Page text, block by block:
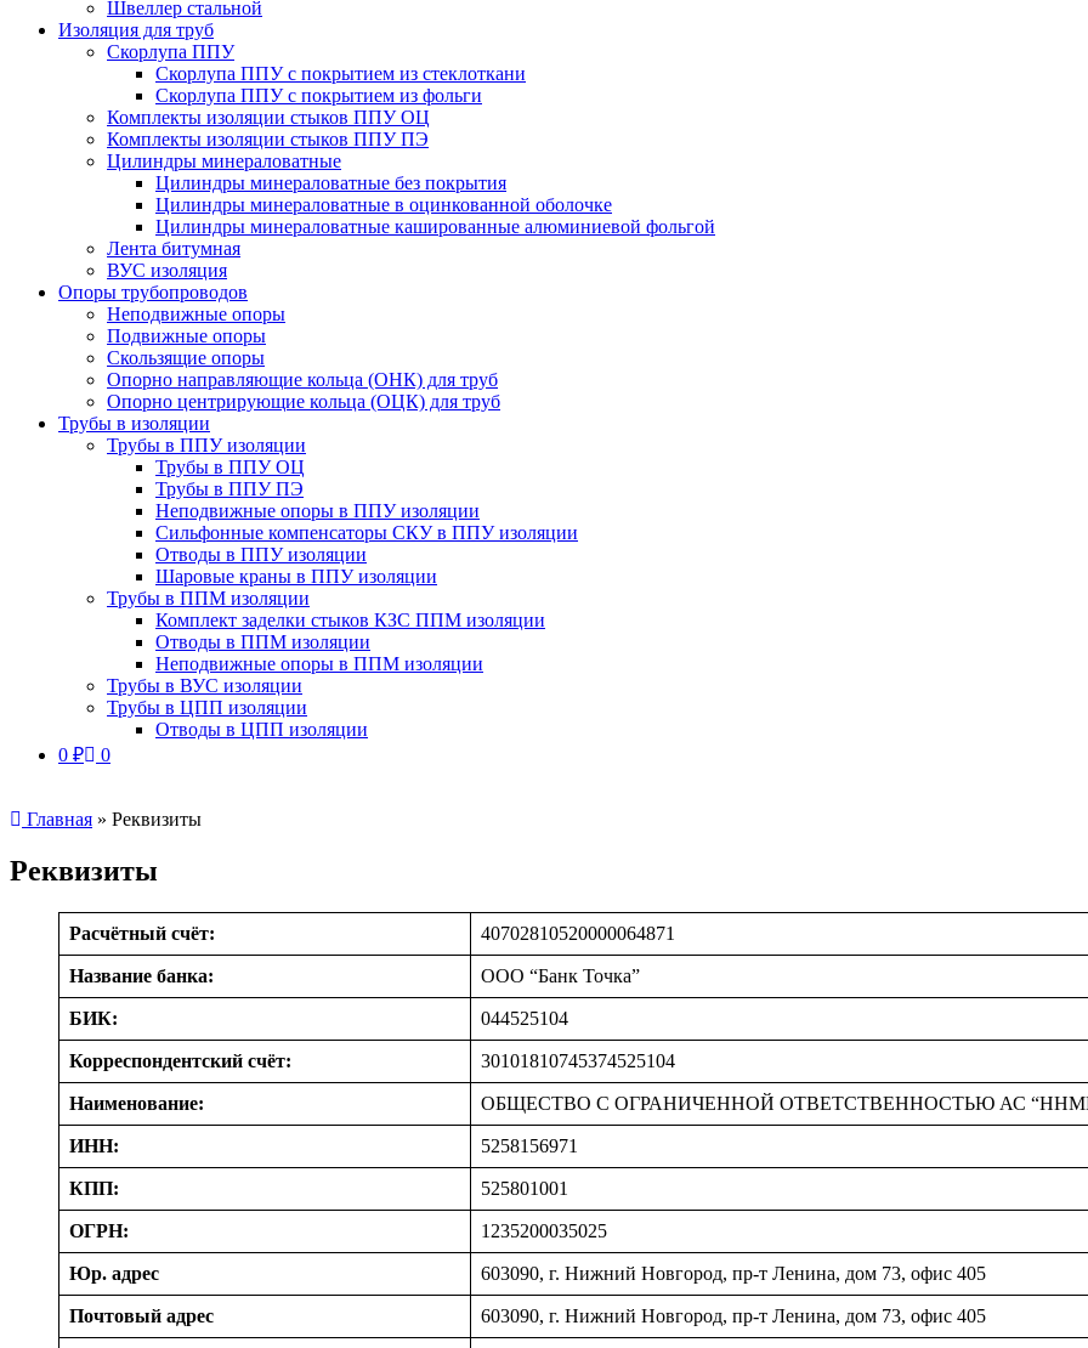
Швеллер стальной
Изоляция для труб
Скорлупа ППУ
Скорлупа ППУ с покрытием из стеклоткани
Скорлупа ППУ с покрытием из фольги
Комплекты изоляции стыков ППУ ОЦ
Комплекты изоляции стыков ППУ ПЭ
Цилиндры минераловатные
Цилиндры минераловатные без покрытия
Цилиндры минераловатные в оцинкованной оболочке
Цилиндры минераловатные кашированные алюминиевой фольгой
Лента битумная
ВУС изоляция
Опоры трубопроводов
Неподвижные опоры
Подвижные опоры
Скользящие опоры
Опорно направляющие кольца (ОНК) для труб
Опорно центрирующие кольца (ОЦК) для труб
Трубы в изоляции
Трубы в ППУ изоляции
Трубы в ППУ ОЦ
Трубы в ППУ ПЭ
Неподвижные опоры в ППУ изоляции
Сильфонные компенсаторы СКУ в ППУ изоляции
Отводы в ППУ изоляции
Шаровые краны в ППУ изоляции
Трубы в ППМ изоляции
Комплект заделки стыков КЗС ППМ изоляции
Отводы в ППМ изоляции
Неподвижные опоры в ППМ изоляции
Трубы в ВУС изоляции
Трубы в ЦПП изоляции
Отводы в ЦПП изоляции
0 ₽ 0
Главная » Реквизиты
Реквизиты
Расчётный счёт: 40702810520000064871
Название банка: ООО “Банк Точка”
БИК: 044525104
Корреспондентский счёт: 30101810745374525104
Наименование: ОБЩЕСТВО С ОГРАНИЧЕННОЙ ОТВЕТСТВЕННОСТЬЮ АС
ИНН: 5258156971
КПП: 525801001
ОГРН: 1235200035025
Юр. адрес 603090, г. Нижний Новгород, пр-т Ленина, дом 73, офис 405
Почтовый адрес 603090, г. Нижний Новгород, пр-т Ленина, дом 73, офис 405